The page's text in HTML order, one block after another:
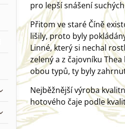
pro lepší snášení
Přitom ve staré Číně
lišily, proto byly
Linné, který si nechal
zelený a z čajovníku
obou typů, ty byly
Nejběžnější výroba
hotového čaje podle